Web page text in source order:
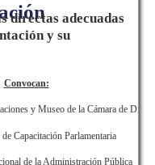
directas adecuadas
y su
Convocan:
y Museo de la Cámara de
Capacitación Parlamentaria
de la Administración Pública